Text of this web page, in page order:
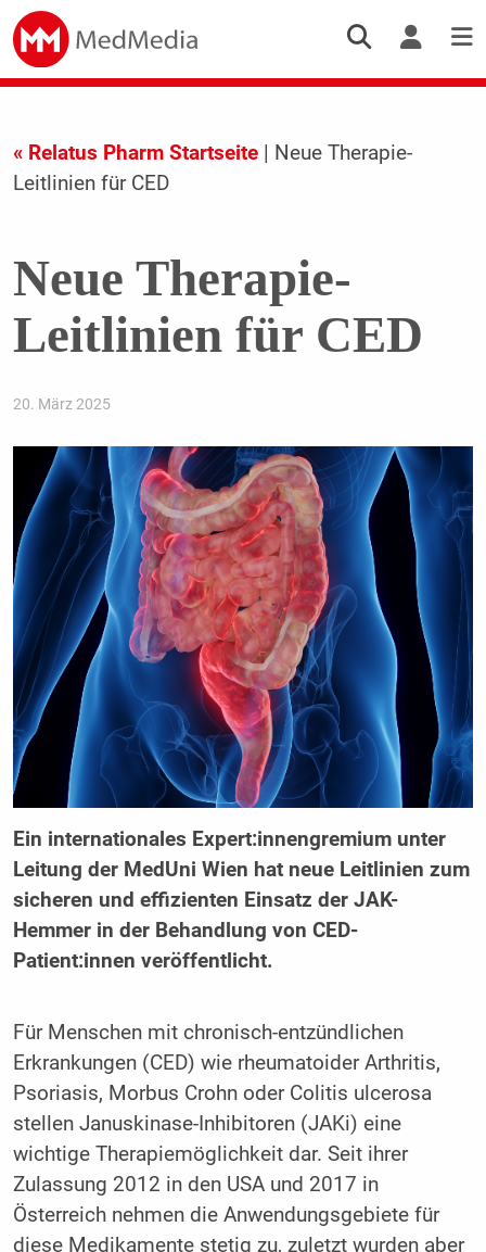
« Relatus Pharm Startseite| Neue Therapie-
Leitlinien für CED
Neue Therapie-
Leitlinien für CED
20. März 2025
Ein internationales Expert:innengremium unter
Leitung der MedUni Wien hat neue Leitlinien zum
sicheren und effizienten Einsatz der JAK-
Hemmer in der Behandlung von CED-
Patient:innen veröffentlicht.
Für Menschen mit chronisch-entzündlichen
Erkrankungen (CED) wie rheumatoider Arthritis,
Psoriasis, Morbus Crohn oder Colitis ulcerosa
stellen Januskinase-Inhibitoren (JAKi) eine
wichtige Therapiemöglichkeit dar. Seit ihrer
Zulassung 2012 in den USA und 2017 in
Österreich nehmen die Anwendungsgebiete für
diese Medikamente stetig zu, zuletzt wurden aber